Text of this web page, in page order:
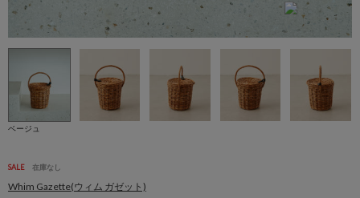
ベージュ
SALE 在庫なし
Whim Gazette(ウィム ガゼット)